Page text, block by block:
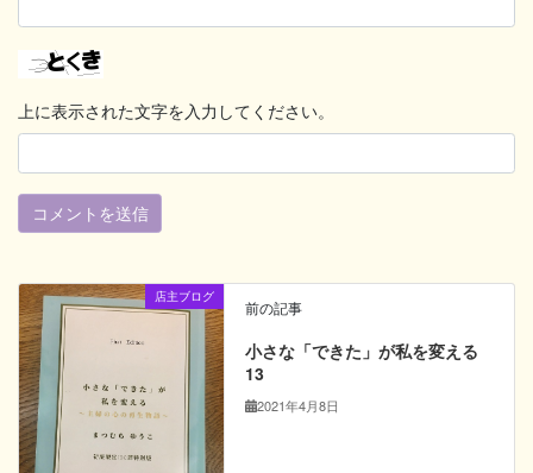
上に表示された文字を入力してください。
店主ブログ
前の記事
小さな「できた」が私を変える
13
2021年4月8日